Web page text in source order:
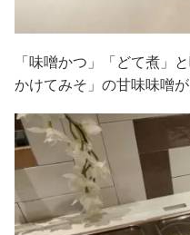
「味噌かつ」「どて煮」
かけてみそ」の甘味味噌